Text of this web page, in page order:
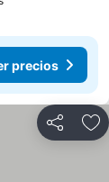
precios
Compartir